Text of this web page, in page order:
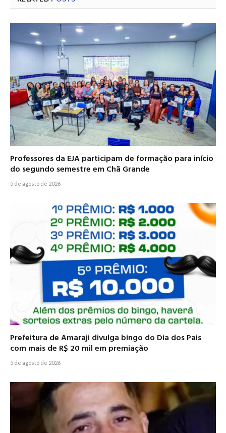
Professores da EJA participam de formação para início
do segundo semestre em Chã Grande
5 de agosto de 2026
Prefeitura de Amaraji divulga bingo do Dia dos Pais
com mais de R$ 20 mil em premiação
5 de agosto de 2026